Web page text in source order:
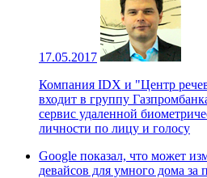
17.05.2017
Компания IDX и "Центр
входит в группу
сервис удаленной
личности по лицу и голосу
Google показал, что может
девайсов для умного дома за